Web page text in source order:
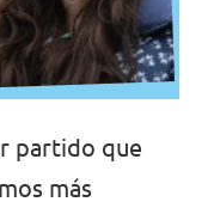
partido que
más